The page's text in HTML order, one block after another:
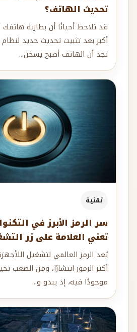
تحديث الهاتف؟
قد تلاحظ أحيانًا أن بطارية
أكبر بعد تثبيت تحديث جديد لنظام
تجد أن الهاتف أصبح يسخن...
تقنية
سر الرمز الأبرز في
تعني العلامة على زر
يُعد الرمز العالمي لتشغيل
أكثر الرموز انتشارًا، ومن الصعب
موجودًا فيه، إذ يبدو و...